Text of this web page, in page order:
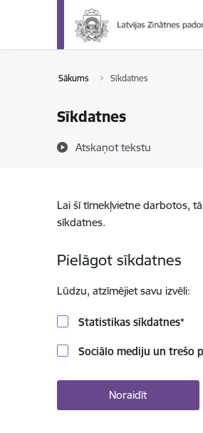
Pāriet uz lapas saturu
Sākums Sīkdatnes
Sīkdatnes
Atskaņot tekstu
Lai šī tīmekļvietne darbotos,
sīkdatnes.
Pielāgot sīkdatnes
Lūdzu, atzīmējiet savu izvēli:
Statistikas sīkdatnes*
Sociālo mediju un trešo
Noraidīt